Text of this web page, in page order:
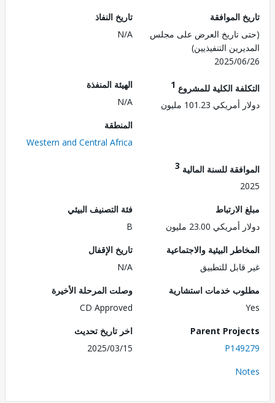
الموافقة
تاريخ العرض على مجلس
التنفيذيين)
2025/
تاريخ النفاذ
N/A
الكلية للمشروع1
101.23 مليون
الهيئة المنفذة
Western and Central Africa
للسنة المالية3
23.00 مليون
فئة التصنيف البيئي
البيئية والاجتماعية
للتطبيق
تاريخ الإقفال
خدمات استشارية
وصلت المرحلة الأخيرة
CD Approved
Parent
اخر تاريخ تحديث
2025/03/15